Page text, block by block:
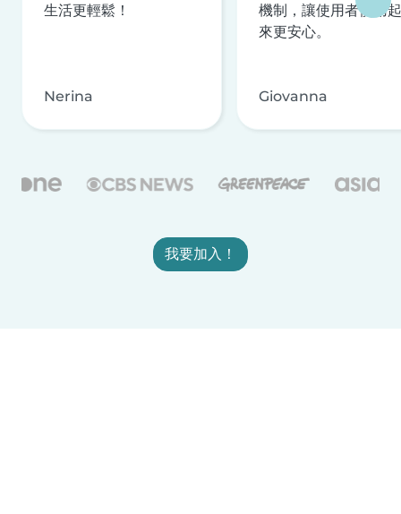
生活更輕鬆！
Nerina
機制，讓使用者使用起
來更安心。
Giovanna
我要加入！